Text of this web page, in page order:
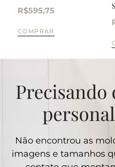
R$595,75
COMPRAR
Precisando
Não encontrou as
imagens e tamanhos